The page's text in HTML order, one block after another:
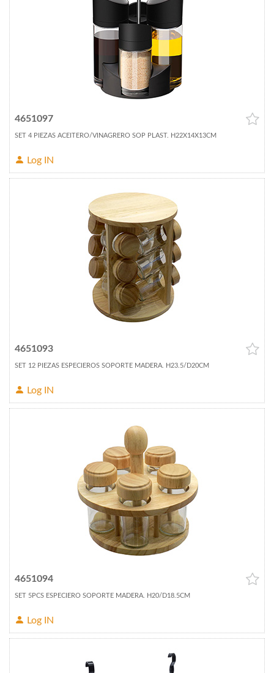
4651097
SET 4 PIEZAS ACEITERO/VINAGRERO SOP PLAST. H22X14X13CM
Log IN
4651093
SET 12 PIEZAS ESPECIEROS SOPORTE MADERA. H23.5/D20CM
Log IN
4651094
SET 5PCS ESPECIERO SOPORTE MADERA. H20/D18.5CM
Log IN